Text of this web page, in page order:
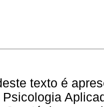
texto é
Psicologia